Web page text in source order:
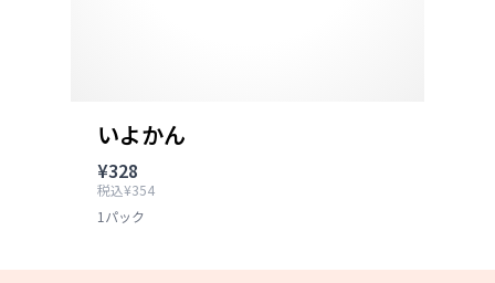
いよかん
¥328
税込¥354
1パック